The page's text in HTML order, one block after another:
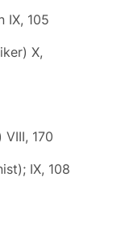
IX, 105
X,
170
IX, 108